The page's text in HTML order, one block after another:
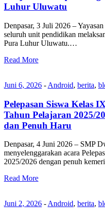
Luhur Uluwatu
Denpasar, 3 Juli 2026 –
seluruh unit pendidikan
Pura Luhur Uluwatu.…
Read More
Juni 6, 2026 - Android, berita,
Pelepasan Siswa Kelas
Tahun Pelajaran 2025/
dan Penuh Haru
Denpasar, 4 Juni 2026 – SMP
menyelenggarakan acara
2025/2026 dengan penuh
Read More
Juni 2, 2026 - Android, berita,